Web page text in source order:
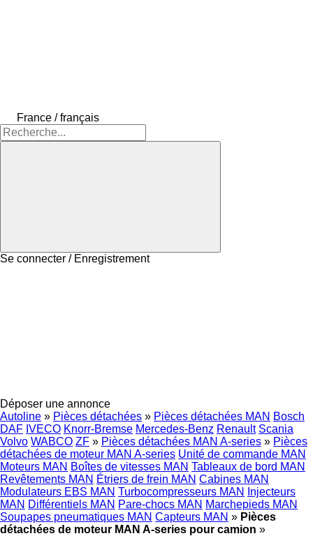
France / français
Se connecter / Enregistrement
Déposer une annonce
Autoline » Pièces détachées » Pièces détachées MAN Bosch
DAF IVECO Knorr-Bremse Mercedes-Benz Renault Scania
Volvo WABCO ZF » Pièces détachées MAN A-series » Pièces
détachées de moteur MAN A-series Unité de commande MAN
Moteurs MAN Boîtes de vitesses MAN Tableaux de bord MAN
Revêtements MAN Étriers de frein MAN Cabines MAN
Modulateurs EBS MAN Turbocompresseurs MAN
Injecteurs
MAN Différentiels MAN Pare-chocs MAN Marchepieds MAN
Soupapes pneumatiques MAN Capteurs MAN » Pièces
détachées de moteur MAN A-series pour camion »